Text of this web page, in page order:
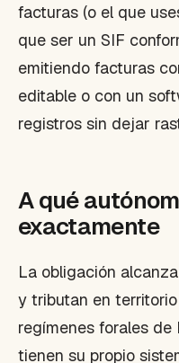
facturas (o el que
que ser un SIF
emitiendo facturas
editable o con un
registros sin dejar
A qué
exactamente
La obligación
y tributan en
regímenes forales de
tienen su propio